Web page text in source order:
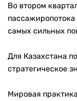
Во втором
самых сильных
Для Казахстана
стратегическое
Мировая